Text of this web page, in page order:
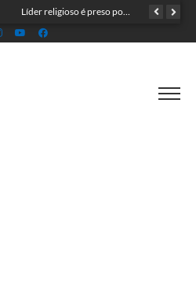
Líder religioso é preso por transformar fiéis em escravos sexuais